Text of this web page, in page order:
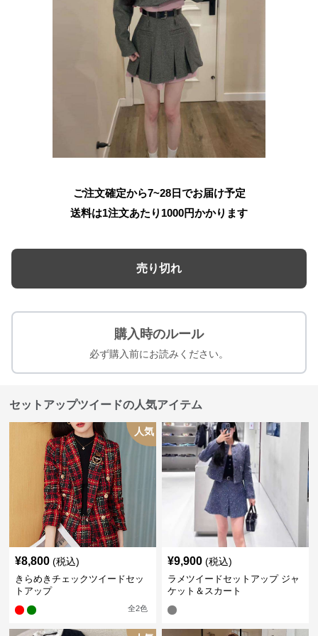
ご注文確定から7~28日でお届け予定
送料は1注文あたり 1000円かかります
売り切れ
購入時のルール
必ず購入前にお読みください。
セットアップツイードの人気アイテム
人気
¥8,800 (税込)
きらめきチェックツイードセッ
トアップ
全2色
¥9,900 (税込)
ラメツイードセットアップ ジャ
ケット＆スカート